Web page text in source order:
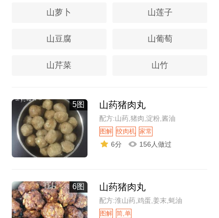
山萝卜 山莲子
山豆腐 山葡萄
山芹菜 山竹
5图 山药猪肉丸
配方:山药,猪肉,淀粉,酱油
图解 绞肉机 家常
6分 156人做过
6图 山药猪肉丸
配方:淮山药,鸡蛋,姜末,蚝油
图解 简,单